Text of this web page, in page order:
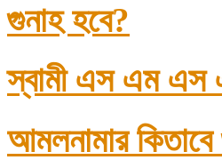
গুনাহ হবে?
স্বামী এস এম এস
আমলনামার